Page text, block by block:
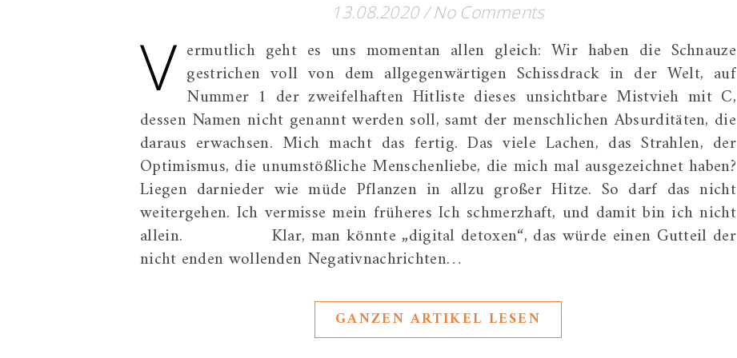
13.08.2020 / No Comments
V ermutlich geht es uns momentan allen gleich: Wir haben die Schnauze
gestrichen voll von dem allgegenwärtigen Schissdrack in der Welt, auf
Nummer 1 der zweifelhaften Hitliste dieses unsichtbare Mistvieh mit C,
dessen Namen nicht genannt werden soll, samt der menschlichen Absurditäten, die
daraus erwachsen. Mich macht das fertig. Das viele Lachen, das Strahlen, der
Optimismus, die unumstößliche Menschenliebe, die mich mal ausgezeichnet haben?
Liegen darnieder wie müde Pflanzen in allzu großer Hitze. So darf das nicht
weitergehen. Ich vermisse mein früheres Ich schmerzhaft, und damit bin ich nicht
allein. Klar, man könnte „digital detoxen“, das würde einen Gutteil der
nicht enden wollenden Negativnachrichten…
GANZEN ARTIKEL LESEN